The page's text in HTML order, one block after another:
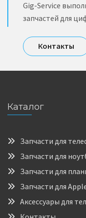
Gig-Service
запчастей для
Контакты
Каталог
Запчасти для
Запчасти для
Запчасти для
Запчасти для
Аксессуары для